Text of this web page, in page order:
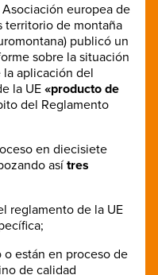
Asociación europea de
territorio de montaña
publicó un
sobre la situación
la aplicación del
la UE «producto de
del Reglamento
en diecisiete
asítres
reglamento de la UE
o están en proceso de
de calidad